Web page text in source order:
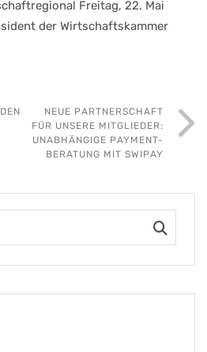
Freitag, 22. Mai
der Wirtschaftskammer
NEUE PARTNERSCHAFT
FÜR UNSERE MITGLIEDER:
UNABHÄNGIGE PAYMENT-
BERATUNG MIT SWIPAY